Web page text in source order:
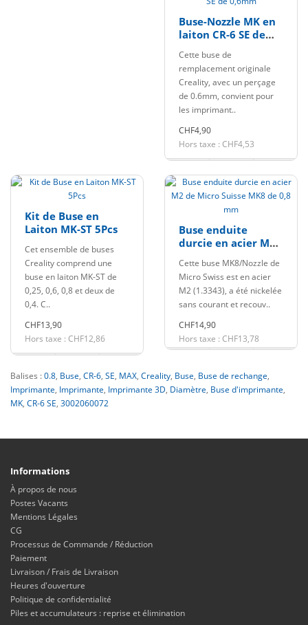
Buse-Nozzle MK en
laiton CR-6 SE de
Cette buse de
remplacement originale
Creality, avec un perçage
de 0.6mm, convient pour
les imprimant..
CHF4,90
Hors taxe : CHF4,53
Kit de Buse en
Laiton MK-ST 5Pcs
Cet ensemble de buses
Creality comprend une
buse en laiton MK-ST de
0,25, 0,6, 0,8 et deux de
0,4. C..
CHF13,90
Hors taxe : CHF12,86
Buse enduite
durcie en acier M2
MK8 de 0,8 mm
Cette buse MK8/Nozzle de
Micro Swiss est en acier
M2 (1.3343), a été nickelée
sans courant et recouv..
CHF14,90
Hors taxe : CHF13,78
Balises :0.8, Buse, CR-6, SE, MAX, Creality, Buse, Buse de rechange,
Imprimante, Imprimante, Imprimante 3D, Diamètre, Buse d'imprimante,
MK, CR-6 SE, 3002060072
Informations
À propos de nous
Postes Vacants
Mentions Légales
CG
Processus de Commande / Réduction
Paiement
Livraison / Frais de Livraison
Heures d'ouverture
Politique de confidentialité
Piles et accumulateurs : reprise et élimination